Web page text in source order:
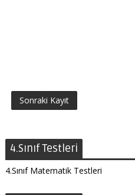
Sonraki Kayıt
4.Sınıf Testleri
4.Sınıf Matematik Testleri